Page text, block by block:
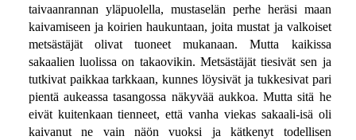
taivaanrannan yläpuolella, mustaselän perhe heräsi maan
kaivamiseen ja koirien haukuntaan, joita mustat ja valkoiset
metsästäjät olivat tuoneet mukanaan. Mutta kaikissa
sakaalien luolissa on takaovikin. Metsästäjät tiesivät sen ja
tutkivat paikkaa tarkkaan, kunnes löysivät ja tukkesivat pari
pientä aukeassa tasangossa näkyvää aukkoa. Mutta sitä he
eivät kuitenkaan tienneet, että vanha viekas sakaali-isä oli
kaivanut ne vain näön vuoksi ja kätkenyt todellisen